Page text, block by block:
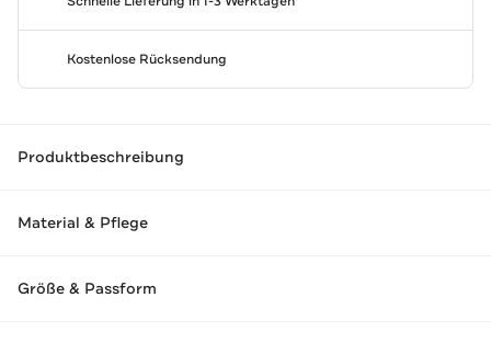
Kostenlose Rücksendung
Produktbeschreibung
Material & Pflege
Größe & Passform